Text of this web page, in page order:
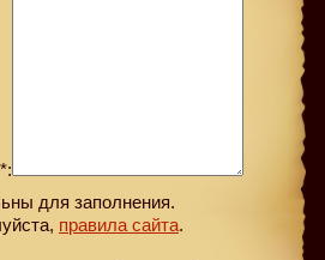
для заполнения.
правила сайта.